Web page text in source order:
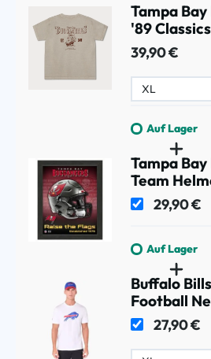
Tampa
'89
Beige
39,90 €
Auf Lager
Tampa
Team
Bild29,90 €
Auf Lager
Buffalo
Football
Shirt27,90 €